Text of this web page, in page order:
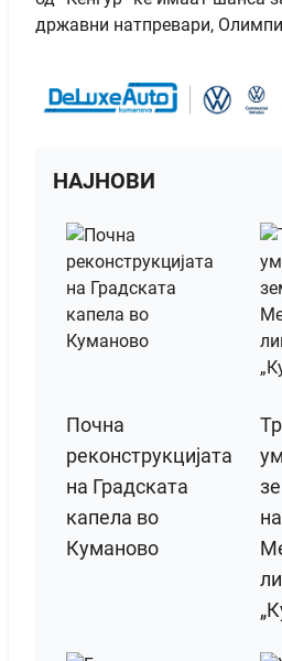
државни натпревари,
НАЈНОВИ
Почна
реконструкцијата
на Градската
капела во
Куманово
на